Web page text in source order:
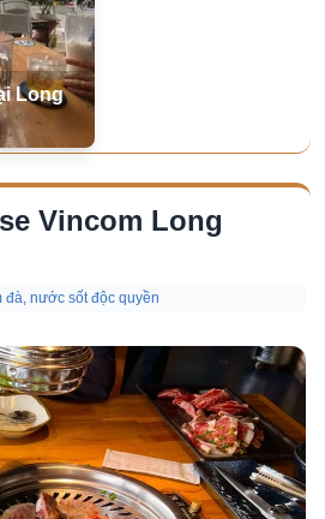
Long
Vincom Long
nước sốt độc quyền